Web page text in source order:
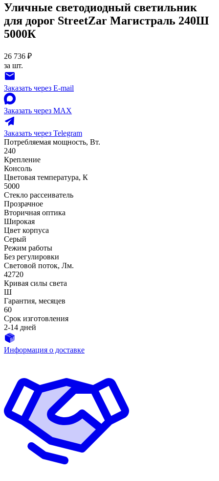
Уличные светодиодный светильник
для дорог StreetZar Магистраль 240Ш
5000К
26 736 ₽
за шт.
Заказать через E-mail
Заказать через MAX
Заказать через Telegram
Потребляемая мощность, Вт.
240
Крепление
Консоль
Цветовая температура, К
5000
Стекло рассеиватель
Прозрачное
Вторичная оптика
Широкая
Цвет корпуса
Серый
Режим работы
Без регулировки
Световой поток, Лм.
42720
Кривая силы света
Ш
Гарантия, месяцев
60
Срок изготовления
2-14 дней
Информация о доставке